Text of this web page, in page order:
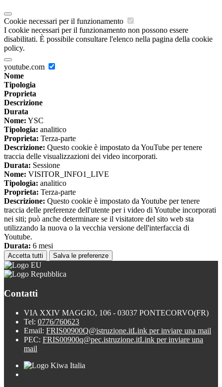
Cookie necessari per il funzionamento
I cookie necessari per il funzionamento non possono essere
disabilitati. È possibile consultare l'elenco nella pagina della cookie
policy.
youtube.com
Nome
Tipologia
Proprieta
Descrizione
Durata
Nome: YSC
Tipologia: analitico
Proprieta: Terza-parte
Descrizione: Questo cookie è impostato da YouTube per tenere
traccia delle visualizzazioni dei video incorporati.
Durata: Sessione
Nome: VISITOR_INFO1_LIVE
Tipologia: analitico
Proprieta: Terza-parte
Descrizione: Questo cookie è impostato da Youtube per tenere
traccia delle preferenze dell'utente per i video di Youtube incorporati
nei siti; può anche determinare se il visitatore del sito web sta
utilizzando la nuova o la vecchia versione dell'interfaccia di
Youtube.
Durata: 6 mesi
Accetta tutti Salva le preferenze
Contatti
VIA XXIV MAGGIO, 106 - 03037 PONTECORVO(FR)
Tel: 0776/760623
Email: FRIS00900Q@istruzione.itLink per inviare una mail
PEC: FRIS00900q@pec.istruzione.itLink per inviare una
mail